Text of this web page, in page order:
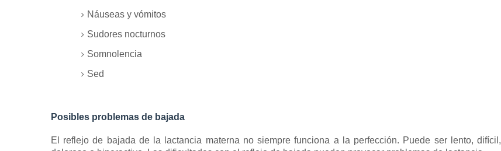
Náuseas y vómitos
Sudores nocturnos
Somnolencia
Sed
Posibles problemas de bajada
El reflejo de bajada de la lactancia materna no siempre funciona a la perfección. Puede ser lento, difícil,